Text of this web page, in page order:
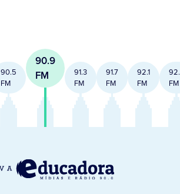
90.5
FM
90.9
FM
91.3
FM
91.7
FM
92.1
FM
FM